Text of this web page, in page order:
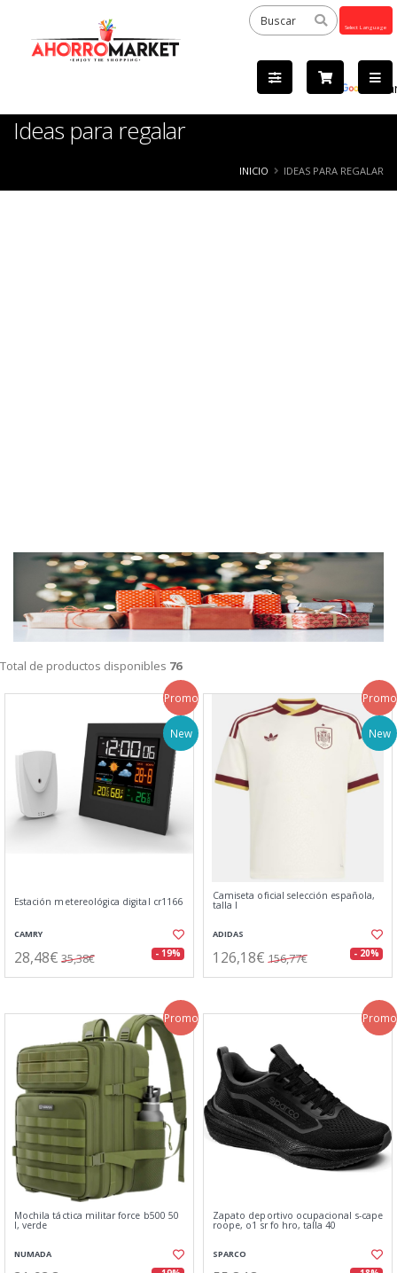
by
Ideas para regalar
INICIO IDEAS PARA REGALAR
Total de productos disponibles 76
Promo
New
Estación metereológica digital cr1166
CAMRY
28,48€ 35,38€ - 19%
Promo
New
Camiseta oficial selección española,
talla l
ADIDAS
126,18€ 156,77€ - 20%
Promo
Mochila táctica militar force b500 50
l, verde
NUMADA
Promo
Zapato deportivo ocupacional s-cape
roope, o1 sr fo hro, talla 40
SPARCO